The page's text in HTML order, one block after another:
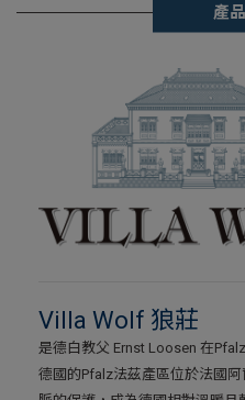
產
Villa Wolf 狼莊
是德白教父 Ernst Loosen 在
德國的Pfalz法茲產區位於法國